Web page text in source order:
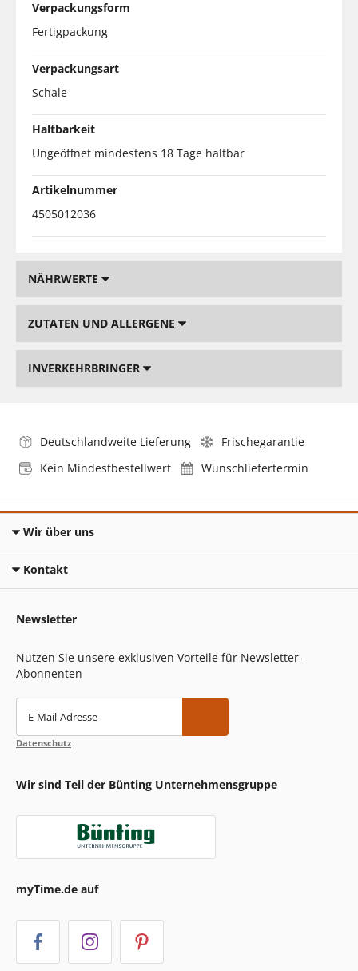
Verpackungsform
Fertigpackung
Verpackungsart
Schale
Haltbarkeit
Ungeöffnet mindestens 18 Tage haltbar
Artikelnummer
4505012036
NÄHRWERTE
ZUTATEN UND ALLERGENE
INVERKEHRBRINGER
Deutschlandweite Lieferung
Frischegarantie
Kein Mindestbestellwert
Wunschliefertermin
Wir über uns
Kontakt
Newsletter
Nutzen Sie unsere exklusiven Vorteile für Newsletter-
Abonnenten
E-Mail-Adresse
Datenschutz
Wir sind Teil der Bünting Unternehmensgruppe
myTime.de auf